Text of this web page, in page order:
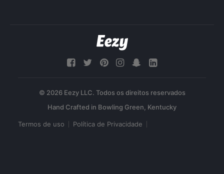
© 2026 Eezy LLC. Todos os direitos reservados
Termos de uso Política de Privacidade